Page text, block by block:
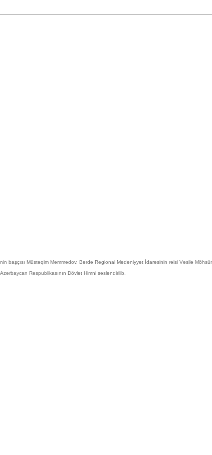
Müstəqim Məmmədov, Bərdə Regional Mədəniyyət İdarəsinin rəisi Vəsilə
Respublikasının Dövlət Himni səsləndirilib.